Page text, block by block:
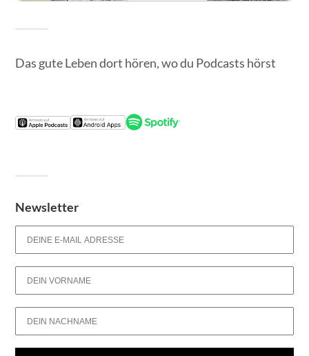
Das gute Leben dort hören, wo du Podcasts hörst
Newsletter